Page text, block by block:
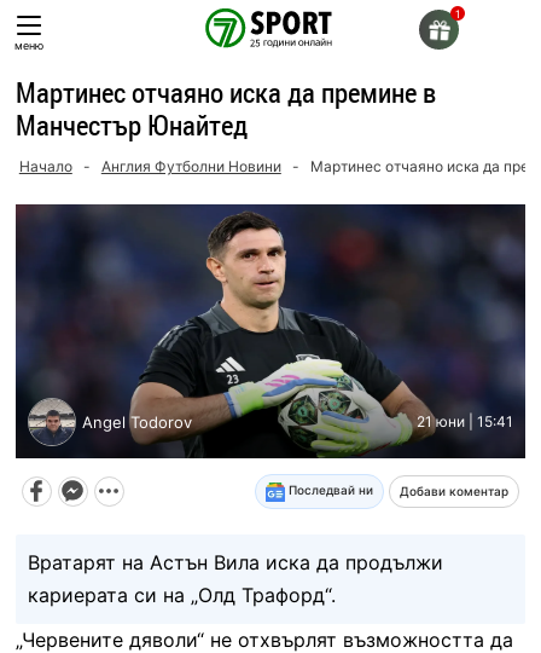
Skip
toменю
Мартинес отчаяно иска да премине в
Манчестър Юнайтед
Начало - Англия Футболни Новини - Мартинес отчаяно иска да
Angel Todorov 21 юни | 15:41
Последвай ни Добави коментар
Вратарят на Астън Вила иска да продължи
кариерата си на „Олд Трафорд“.
„Червените дяволи“ не отхвърлят възможността да